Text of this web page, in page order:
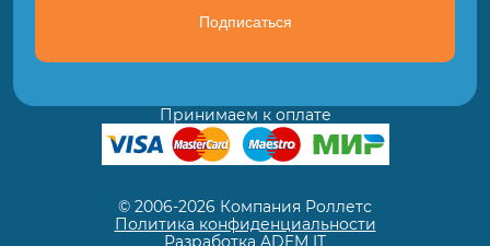
Подписаться
Принимаем к оплате
© 2006-2026 Компания Роллетс
Политика конфиденциальности
Разработка ADEM IT